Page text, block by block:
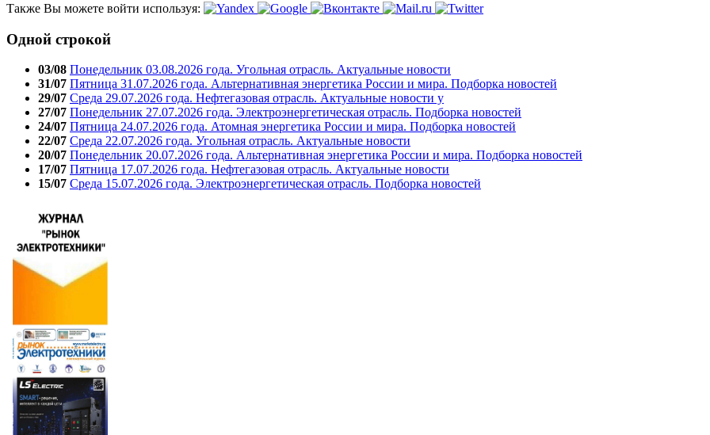
Также Вы можете войти используя:
Одной строкой
03/08 Понедельник 03.08.2026 года. Угольная отрасль. Актуальные новости
31/07 Пятница 31.07.2026 года. Альтернативная энергетика России и мира. Подборка новостей
29/07 Среда 29.07.2026 года. Нефтегазовая отрасль. Актуальные новости у
27/07 Понедельник 27.07.2026 года. Электроэнергетическая отрасль. Подборка новостей
24/07 Пятница 24.07.2026 года. Атомная энергетика России и мира. Подборка новостей
22/07 Среда 22.07.2026 года. Угольная отрасль. Актуальные новости
20/07 Понедельник 20.07.2026 года. Альтернативная энергетика России и мира. Подборка новостей
17/07 Пятница 17.07.2026 года. Нефтегазовая отрасль. Актуальные новости
15/07 Среда 15.07.2026 года. Электроэнергетическая отрасль. Подборка новостей